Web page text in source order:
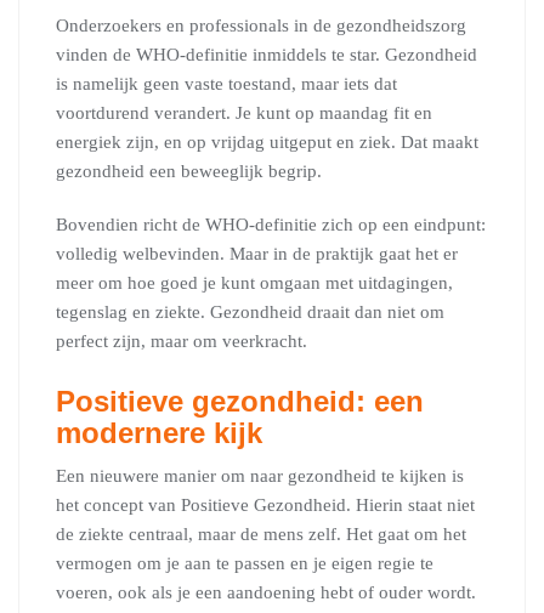
Onderzoekers en professionals in de gezondheidszorg
vinden de WHO-definitie inmiddels te star. Gezondheid
is namelijk geen vaste toestand, maar iets dat
voortdurend verandert. Je kunt op maandag fit en
energiek zijn, en op vrijdag uitgeput en ziek. Dat maakt
gezondheid een beweeglijk begrip.
Bovendien richt de WHO-definitie zich op een eindpunt:
volledig welbevinden. Maar in de praktijk gaat het er
meer om hoe goed je kunt omgaan met uitdagingen,
tegenslag en ziekte. Gezondheid draait dan niet om
perfect zijn, maar om veerkracht.
Positieve gezondheid: een
modernere kijk
Een nieuwere manier om naar gezondheid te kijken is
het concept van Positieve Gezondheid. Hierin staat niet
de ziekte centraal, maar de mens zelf. Het gaat om het
vermogen om je aan te passen en je eigen regie te
voeren, ook als je een aandoening hebt of ouder wordt.